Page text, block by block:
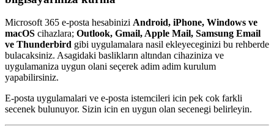
Microsoft 365 e-posta hesabinizi Android, iPhone, Windows ve
macOS cihazlara; Outlook, Gmail, Apple Mail, Samsung Email
ve Thunderbird gibi uygulamalara nasil ekleyeceginizi bu rehberde
bulacaksiniz. Asagidaki baslikların altından cihaziniza ve
uygulamaniza uygun olani seçerek adim adim kurulum
yapabilirsiniz.
E-posta uygulamalari ve e-posta istemcileri icin pek cok farkli
secenek bulunuyor. Sizin icin en uygun olan secenegi belirleyin.